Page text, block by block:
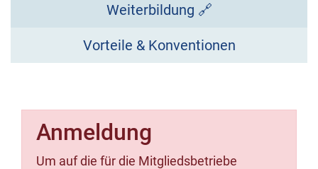
Weiterbildung 🔗
Vorteile & Konventionen
Anmeldung
Um auf die für die Mitgliedsbetriebe